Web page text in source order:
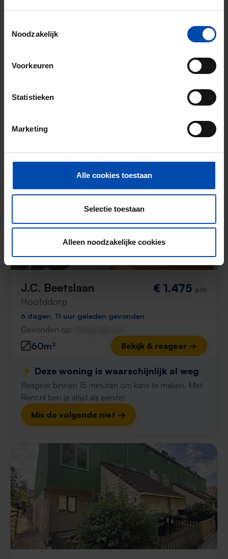
Noodzakelijk
Voorkeuren
Statistieken
Marketing
Alle cookies toestaan
Selectie toestaan
Alleen noodzakelijke cookies
Waarom kiezen voor Rent.nl?
15+ jaar ervaring met huur & verhuur
Binnen 4-8 weken vonden gebruikers een
100% tevredenheidsgarantie. Niet tevreden?
J.C. Beetslaan
Hoofddorp
€ 1.475 p/m
6 dagen, 11 uur geleden gevonden
Gevonden op:
60m² Bekijk & reageer →
⚡️ Deze woning is waarschijnlijk al weg
Reageer binnen 15 minuten om kans te maken. Met
Rent.nl ben je altijd als eerste!
Mis de volgende niet →